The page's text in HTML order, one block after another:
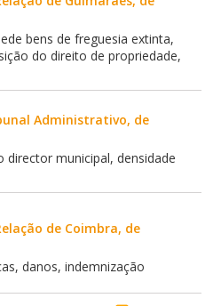
bens de freguesia extinta,
do direito de propriedade,
Administrativo, de
municipal, densidade
de Coimbra, de
danos, indemnização